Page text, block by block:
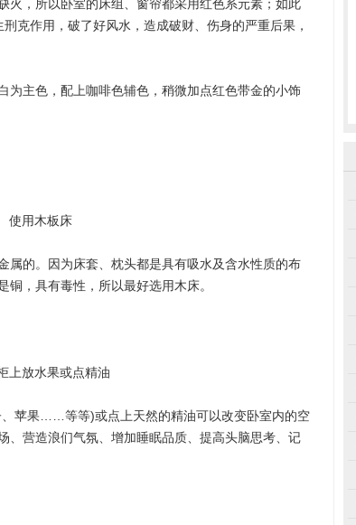
，所以卧室的床组、窗帘都采用红色系元素；如此
克作用，破了好风水，造成破财、伤身的严重后果，
主色，配上咖啡色辅色，稍微加点红色带金的小饰
使用木板床
的。因为床套、枕头都是具有吸水及含水性质的布
，具有毒性，所以最好选用木床。
上放水果或点精油
苹果……等等)或点上天然的精油可以改变卧室内的空
、营造浪们气氛、增加睡眠品质、提高头脑思考、记